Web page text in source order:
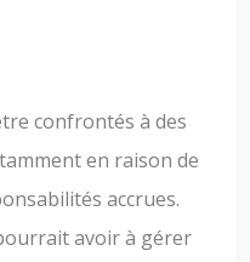
confrontés à des
en raison de
accrues.
avoir à gérer